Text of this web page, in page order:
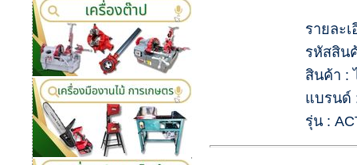
รายละ
รหัสสิน
สินค้า :
แบรนด์
รุ่น :